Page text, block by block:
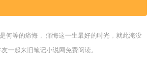
何等的痛悔， 痛悔这一生最好的时光，就此淹没
一起来旧笔记小说网免费阅读。